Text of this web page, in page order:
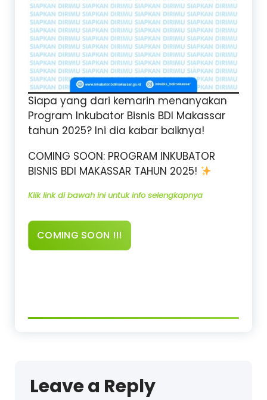
Siapa yang dari kemarin menanyakan
Program Inkubator Bisnis BDI Makassar
tahun 2025? Ini dia kabar baiknya!
COMING SOON: PROGRAM INKUBATOR
BISNIS BDI MAKASSAR TAHUN 2025!
Klik link di bawah ini untuk info selengkapnya
COMING SOON !!!
Leave a Reply